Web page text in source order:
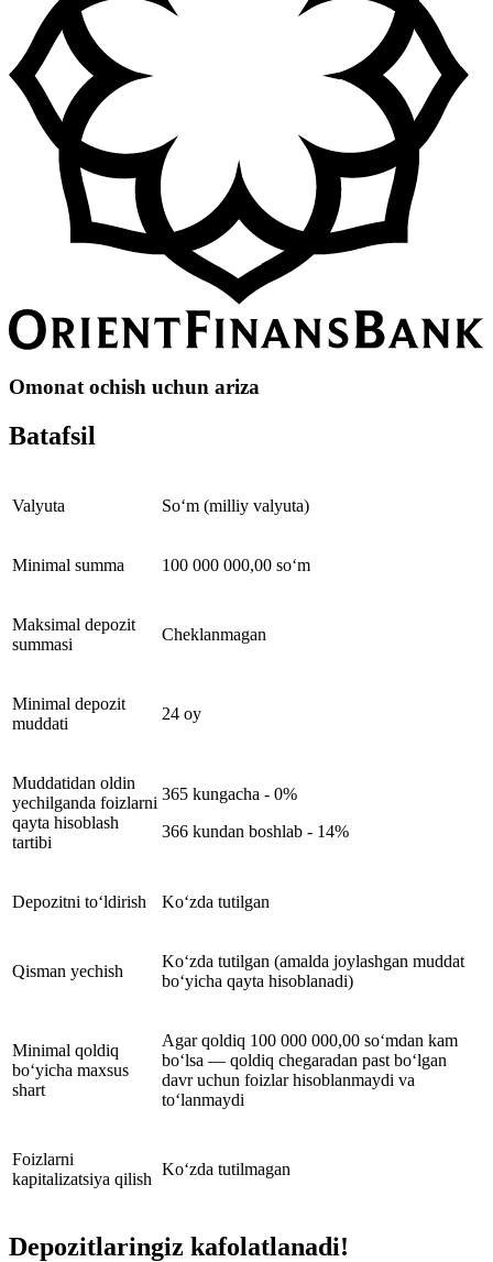
Omonat ochish uchun ariza
Batafsil
Valyuta So‘m (milliy valyuta)
Minimal summa 100 000 000,00 so‘m
Maksimal depozit
summasi
Cheklanmagan
Minimal depozit
muddati
24 oy
Muddatidan oldin
yechilganda foizlarni
qayta hisoblash
tartibi
365 kungacha - 0%
366 kundan boshlab - 14%
Depozitni to‘ldirish Ko‘zda tutilgan
Qisman yechish
Ko‘zda tutilgan (amalda joylashgan muddat
bo‘yicha qayta hisoblanadi)
Minimal qoldiq
bo‘yicha maxsus
shart
Agar qoldiq 100 000 000,00 so‘mdan kam
bo‘lsa — qoldiq chegaradan past bo‘lgan
davr uchun foizlar hisoblanmaydi va
to‘lanmaydi
Foizlarni
kapitalizatsiya qilish
Ko‘zda tutilmagan
Depozitlaringiz kafolatlanadi!